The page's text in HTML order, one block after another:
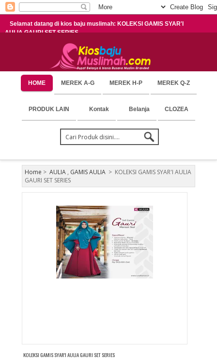
Selamat datang di kios baju muslimah: KOLEKSI GAMIS SYAR'I
AULIA GAURI SET SERIES
HOME MEREK A-G MEREK H-P MEREK Q-Z
PRODUK LAIN Kontak Belanja CLOZEA
Home > AULIA, GAMIS AULIA > KOLEKSI GAMIS SYAR'I AULIA
GAURI SET SERIES
KOLEKSI GAMIS SYAR'I AULIA GAURI SET SERIES